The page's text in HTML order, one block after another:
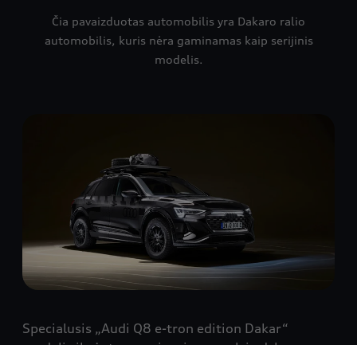
Čia pavaizduotas automobilis yra Dakaro ralio
automobilis, kuris nėra gaminamas kaip serijinis
modelis.
Specialusis „Audi Q8 e-tron edition Dakar“